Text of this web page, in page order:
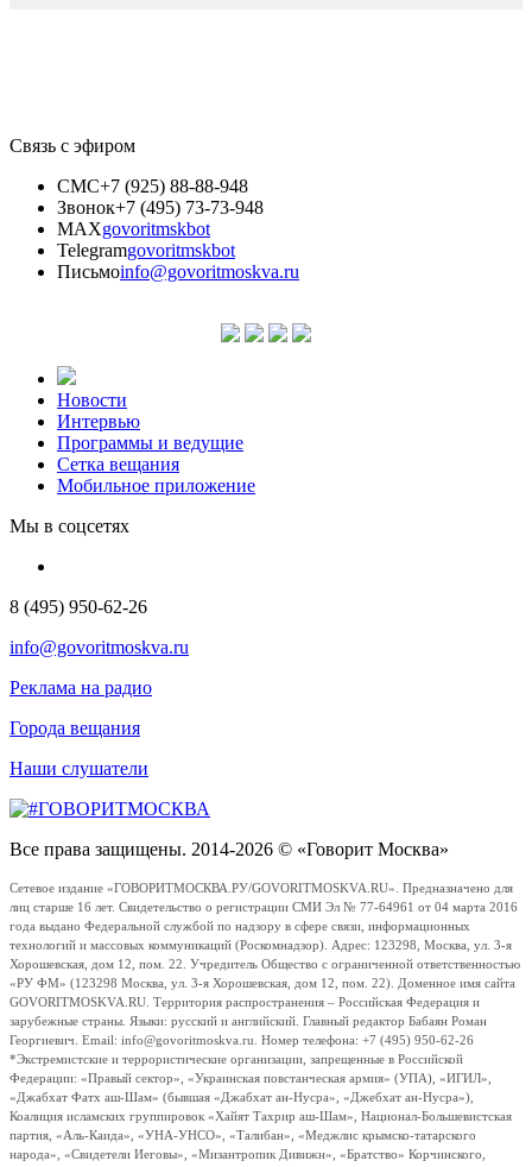
Связь с эфиром
СМС+7 (925) 88-88-948
Звонок+7 (495) 73-73-948
MAXgovoritmskbot
Telegramgovoritmskbot
Письмоinfo@govoritmoskva.ru
Новости
Интервью
Программы и ведущие
Сетка вещания
Мобильное приложение
Мы в соцсетях
8 (495) 950-62-26
info@govoritmoskva.ru
Реклама на радио
Города вещания
Наши слушатели
Все права защищены. 2014-2026 © «Говорит Москва»
Сетевое издание «ГОВОРИТМОСКВА.РУ/GOVORITMOSKVA.RU». Предназначено для
лиц старше 16 лет. Свидетельство о регистрации СМИ Эл № 77-64961 от 04 марта 2016
года выдано Федеральной службой по надзору в сфере связи, информационных
технологий и массовых коммуникаций (Роскомнадзор). Адрес: 123298, Москва, ул. 3-я
Хорошевская, дом 12, пом. 22. Учредитель Общество с ограниченной ответственностью
«РУ ФМ» (123298 Москва, ул. 3-я Хорошевская, дом 12, пом. 22). Доменное имя сайта
GOVORITMOSKVA.RU. Территория распространения – Российская Федерация и
зарубежные страны. Языки: русский и английский. Главный редактор Бабаян Роман
Георгиевич. Email: info@govoritmoskva.ru. Номер телефона: +7 (495) 950-62-26
*Экстремистские и террористические организации, запрещенные в Российской
Федерации: «Правый сектор», «Украинская повстанческая армия» (УПА), «ИГИЛ»,
«Джабхат Фатх аш-Шам» (бывшая «Джабхат ан-Нусра», «Джебхат ан-Нусра»),
Коалиция исламских группировок «Хайят Тахрир аш-Шам», Национал-Большевистская
партия, «Аль-Каида», «УНА-УНСО», «Талибан», «Меджлис крымско-татарского
народа», «Свидетели Иеговы», «Мизантропик Дивижн», «Братство» Корчинского,